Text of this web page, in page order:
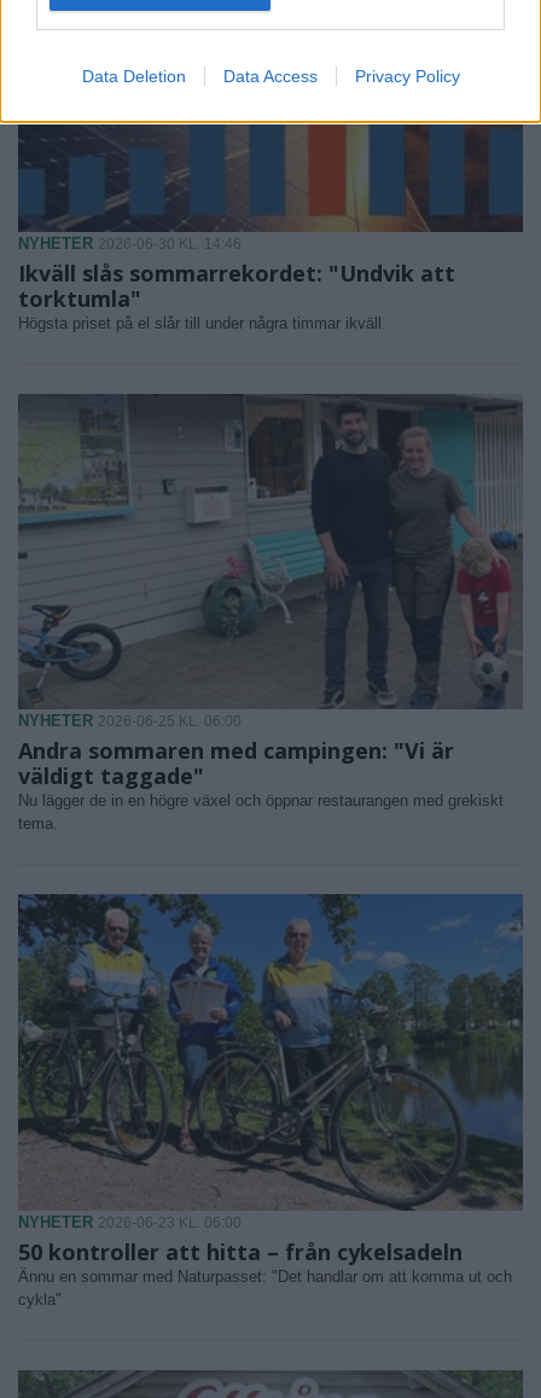
Data Deletion Data Access Privacy Policy
NYHETER 2026-06-30 KL. 14:46
Ikväll slås sommarrekordet: "Undvik att
torktumla"
Högsta priset på el slår till under några timmar ikväll.
NYHETER 2026-06-25 KL. 06:00
Andra sommaren med campingen: "Vi är
väldigt taggade"
Nu lägger de in en högre växel och öppnar restaurangen med grekiskt
tema.
NYHETER 2026-06-23 KL. 06:00
50 kontroller att hitta – från cykelsadeln
Ännu en sommar med Naturpasset: "Det handlar om att komma ut och
cykla"